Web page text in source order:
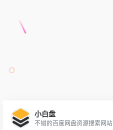
小白盘
不错的百度网盘资源搜索网站